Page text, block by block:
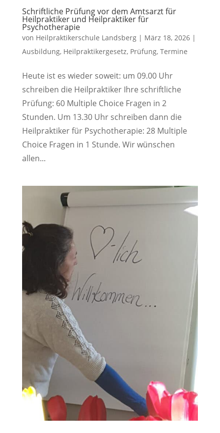
Schriftliche Prüfung vor dem Amtsarzt für
Heilpraktiker und Heilpraktiker für
Psychotherapie
von Heilpraktikerschule Landsberg| März 18, 2026|
Ausbildung, Heilpraktikergesetz, Prüfung, Termine
Heute ist es wieder soweit: um 09.00 Uhr
schreiben die Heilpraktiker Ihre schriftliche
Prüfung: 60 Multiple Choice Fragen in 2
Stunden. Um 13.30 Uhr schreiben dann die
Heilpraktiker für Psychotherapie: 28 Multiple
Choice Fragen in 1 Stunde. Wir wünschen
allen...